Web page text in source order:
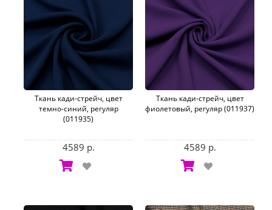
Ткань кади-стрейч, цвет
темно-синий, регуляр
(011935)
4589 р.
Ткань кади-стрейч, цвет
фиолетовый, регуляр (011937)
4589 р.